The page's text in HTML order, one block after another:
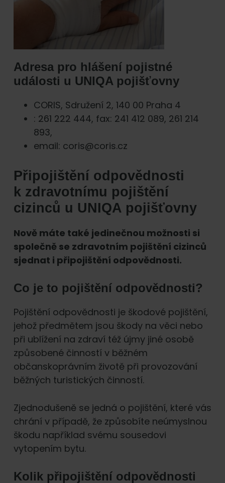
Adresa pro hlášení pojistné
události u UNIQA pojišťovny
CORIS, Sdružení 2, 140 00 Praha 4
: 261 222 444, fax: 241 412 089, 261 214
893,
email: coris@coris.cz
Připojištění odpovědnosti
k zdravotnímu pojištění
cizinců u UNIQA pojišťovny
Nově máte také jedinečnou možnosti si
společně se zdravotním pojištění cizinců
sjednat i připojištění odpovědnosti.
Co je to pojištění odpovědnosti?
Pojištění odpovědnosti je škodové pojištění,
jehož předmětem jsou škody na věci nebo
při ublížení na zdraví též újmy jiné osobě
způsobené činností v běžném
občanskoprávním životě při provozování
běžných turistických činností.
Zjednodušeně se jedná o pojištění, které vás
chrání v případě, že způsobíte neúmyslnou
škodu například svému sousedovi
vytopením bytu.
Kolik připojištění odpovědnosti